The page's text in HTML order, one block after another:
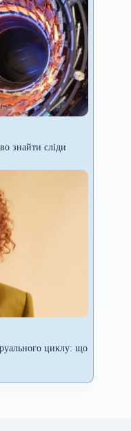
знайти сліди
циклу: що